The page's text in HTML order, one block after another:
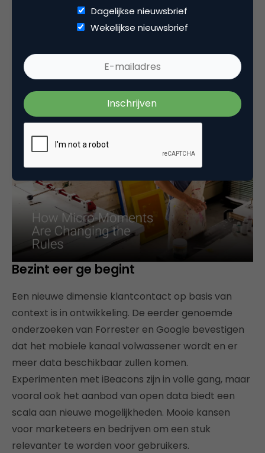
lokale data is. ‘Micro Moments’ is daarin een term
om aan te geven dat het de kleine momenten zijn
moment dat een gebruiker even snel wat opzoekt,
wat op dat moment op die locatie belangrijk is voor
hem of haar. Als een merk dat moment goed kan
invullen, telt dat voor twee.
Bezint eer ge begint
Een nieuwe dimensie klantcontact op basis van
context is in ontwikkeling. De eerder genoemde
onderzoeken van Forrester en Google bevestigen
dat het mobiele kanaal volwassener wordt en er
meer data beschikbaar zullen komen.
Experimenten met iBeacons zijn in volle gang, maar
vooral ook het aanbod van open data biedt een
scala aan nieuwe mogelijkheden. Mooie kansen
voor marketeers en bedrijven om een stuk
relevanter te worden voor gebruikers.
Dagelijkse nieuwsbrief
Wekelijkse nieuwsbrief